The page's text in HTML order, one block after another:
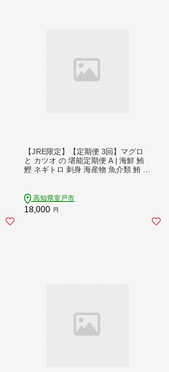
【JRE限定】【定期便 3回】マグロ
と カツオ の 堪能定期便 A | 海鮮 鮪
鰹 ネギトロ 刺身 海産物 魚介類 鮪 ま
ング お楽しみ 頒布会 ふるさと納税
定期便 美味しい 惣菜 お取り寄せ お
さしみ 天然本マグロ 藁焼きかつおの
高知県室戸市
18,000 円